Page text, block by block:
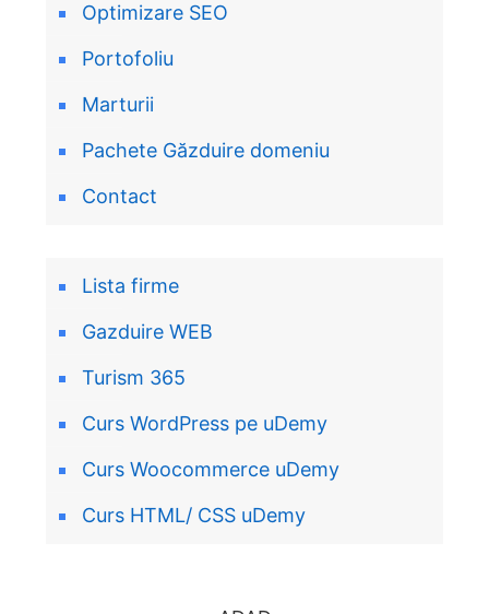
Optimizare SEO
Portofoliu
Marturii
Pachete Găzduire domeniu
Contact
Lista firme
Gazduire WEB
Turism 365
Curs WordPress pe uDemy
Curs Woocommerce uDemy
Curs HTML/ CSS uDemy